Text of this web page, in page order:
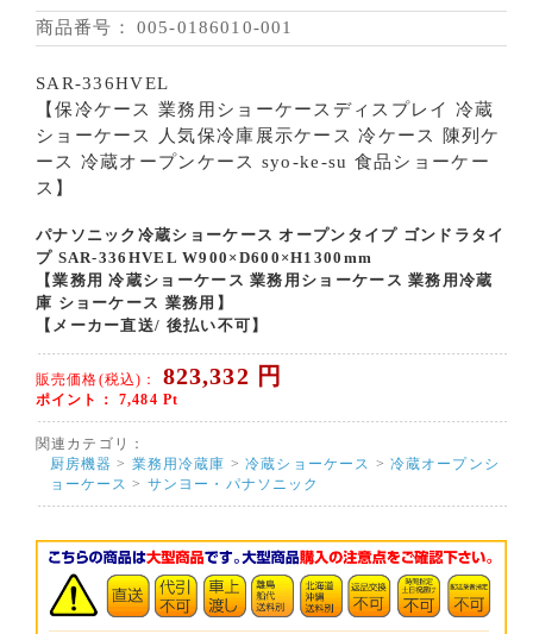
商品番号： 005-0186010-001
SAR-336HVEL
【保冷ケース 業務用ショーケースディスプレイ 冷蔵
ショーケース 人気保冷庫展示ケース 冷ケース 陳列ケ
ース 冷蔵オープンケース syo-ke-su 食品ショーケー
ス】
パナソニック冷蔵ショーケース オープンタイプ ゴンドラタイ
プ SAR-336HVEL W900×D600×H1300mm
【業務用 冷蔵ショーケース 業務用ショーケース 業務用冷蔵
庫 ショーケース 業務用】
【メーカー直送/ 後払い不可】
販売価格(税込)： 823,332 円
ポイント： 7,484 Pt
関連カテゴリ：
厨房機器 > 業務用冷蔵庫 >冷蔵ショーケース > 冷蔵オープンシ
ョーケース > サンヨー・パナソニック